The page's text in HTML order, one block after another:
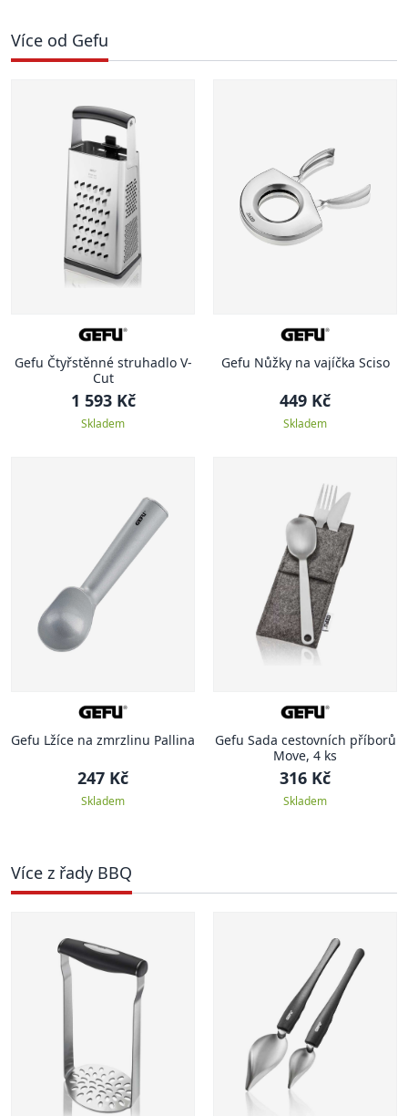
Více od Gefu
Gefu Čtyřstěnné struhadlo V-
Cut
1 593 Kč
Skladem
Gefu Nůžky na vajíčka Sciso
449 Kč
Skladem
Gefu Lžíce na zmrzlinu Pallina
247 Kč
Skladem
Gefu Sada cestovních příborů
Move, 4 ks
316 Kč
Skladem
Více z řady BBQ